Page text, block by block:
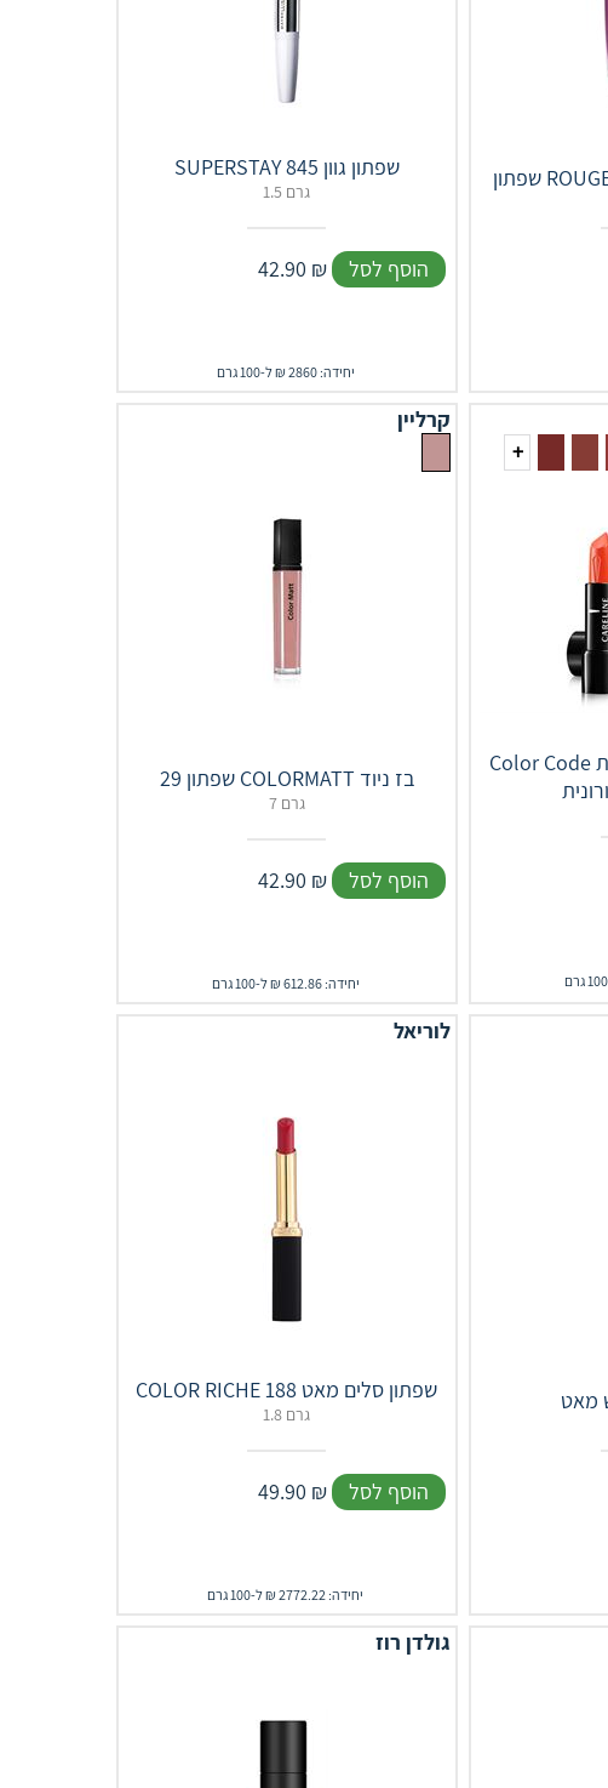
SUPERSTAY שפתון גוון 845
1.5 גרם
42.90 ₪ הוסף לסל
יחידה: 2860 ₪ ל-100 גרם
+
Color Code סדרת שפתונים מועשרת
קרליין
שפתון 29 COLORMATT בז ניוד
7 גרם
42.90 ₪ הוסף לסל
יחידה: 612.86 ₪ ל-100 גרם
מאט
לוריאל
COLOR RICHE שפתון סלים מאט 188
1.8 גרם
49.90 ₪ הוסף לסל
יחידה: 2772.22 ₪ ל-100 גרם
גולדן רוז